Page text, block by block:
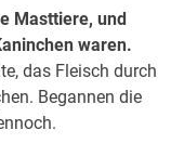
Masttiere, und
waren.
das Fleisch durch
Begannen die